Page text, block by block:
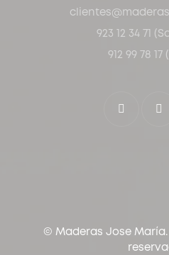
923 12 34 71
912 99 78
© Maderas Jose